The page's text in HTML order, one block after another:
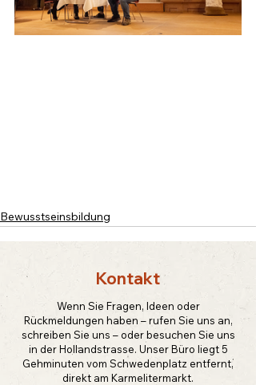
Bewusstseinsbildung
Kontakt
Wenn Sie Fragen, Ideen oder
Rückmeldungen haben – rufen Sie uns an,
schreiben Sie uns – oder besuchen Sie uns
in der Hollandstrasse. Unser Büro liegt 5
Gehminuten vom Schwedenplatz entfernt,
direkt am Karmelitermarkt.